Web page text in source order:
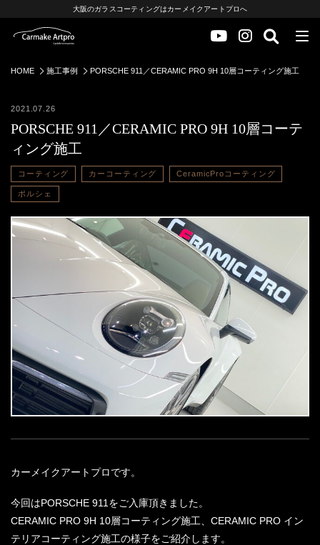
大阪のガラスコーティングはカーメイクアートプロへ
HOME 施工事例 PORSCHE 911／CERAMIC PRO 9H 10層コーティング施工
2021.07.26
PORSCHE 911／CERAMIC PRO 9H 10層コーテ
ィング施工
コーティング カーコーティング CeramicProコーティング
ポルシェ
カーメイクアートプロです。
今回はPORSCHE 911をご入庫頂きました。
CERAMIC PRO 9H 10層コーティング施工、CERAMIC PRO イン
テリアコーティング施工の様子をご紹介します。